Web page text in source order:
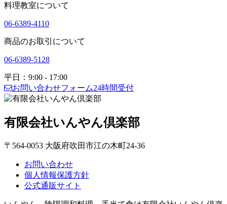
料理教室について
06-6389-4110
商品のお取引について
06-6389-5128
平日：9:00 - 17:00
お問い合わせフォーム24時間受付
有限会社いんやん倶楽部
〒564-0053 大阪府吹田市江の木町24-36
お問い合わせ
個人情報保護方針
公式通販サイト